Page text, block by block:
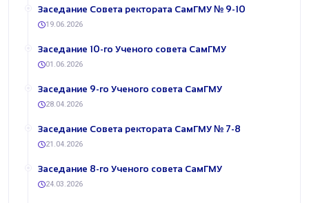
​Заседание Совета ректората СамГМУ № 9-10
19.06.2026
​Заседание 10-го Ученого совета СамГМУ
01.06.2026
​Заседание 9-го Ученого совета СамГМУ
28.04.2026
​Заседание Совета ректората СамГМУ № 7-8
21.04.2026
​Заседание 8-го Ученого совета СамГМУ
24.03.2026